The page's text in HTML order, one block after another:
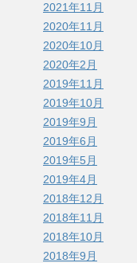
2021年11月
2020年11月
2020年10月
2020年2月
2019年11月
2019年10月
2019年9月
2019年6月
2019年5月
2019年4月
2018年12月
2018年11月
2018年10月
2018年9月